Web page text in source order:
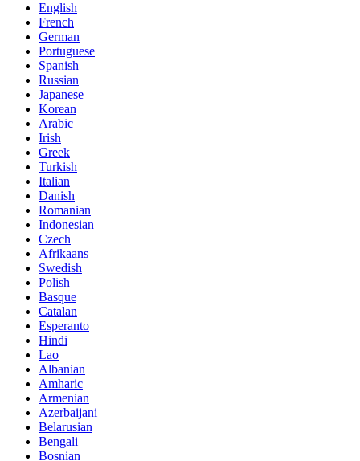
English
French
German
Portuguese
Spanish
Russian
Japanese
Korean
Arabic
Irish
Greek
Turkish
Italian
Danish
Romanian
Indonesian
Czech
Afrikaans
Swedish
Polish
Basque
Catalan
Esperanto
Hindi
Lao
Albanian
Amharic
Armenian
Azerbaijani
Belarusian
Bengali
Bosnian